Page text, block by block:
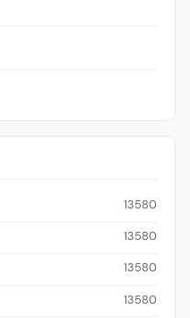
13580
13580
13580
13580